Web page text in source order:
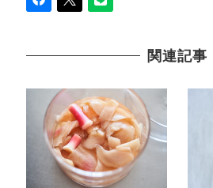
関連記事